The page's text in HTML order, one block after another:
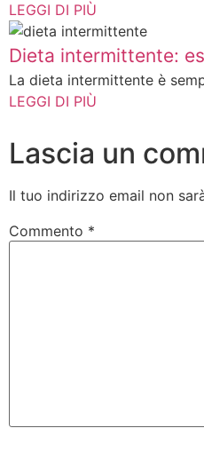
LEGGI DI PIÙ
Dieta intermittente:
La dieta intermittente è
LEGGI DI PIÙ
Lascia un
Il tuo indirizzo email non
Commento *